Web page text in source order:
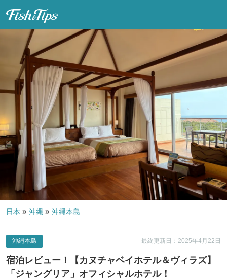
日本 » 沖縄 » 沖縄本島
最終更新日：2025年4月22日
沖縄本島
宿泊レビュー！【カヌチャベイホテル＆ヴィラズ】
「ジャングリア」オフィシャルホテル！